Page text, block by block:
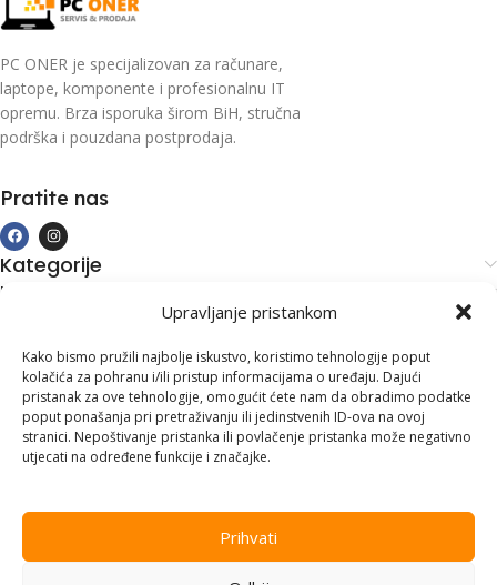
Upravljanje pristankom
Kako bismo pružili najbolje iskustvo, koristimo tehnologije poput
kolačića za pohranu i/ili pristup informacijama o uređaju. Dajući
pristanak za ove tehnologije, omogućit ćete nam da obradimo podatke
poput ponašanja pri pretraživanju ili jedinstvenih ID-ova na ovoj
stranici. Nepoštivanje pristanka ili povlačenje pristanka može negativno
utjecati na određene funkcije i značajke.
Prihvati
PC ONER je specijalizovan za računare,
laptope, komponente i profesionalnu IT
opremu. Brza isporuka širom BiH, stručna
podrška i pouzdana postprodaja.
Pratite nas
Kategorije
Kupovina i podrška
Kontakt informacije
Branilaca Bosne, 75 300 Lukavac
+387 35 555 999
info@pconer.ba